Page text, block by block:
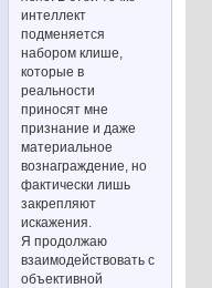
интеллект
подменяется
набором клише,
которые в
реальности
приносят мне
признание и даже
материальное
вознаграждение, но
фактически лишь
закрепляют
искажения.
Я продолжаю
взаимодействовать с
объективной